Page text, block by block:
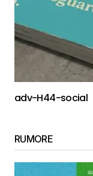
adv-H44-social
RUMORE